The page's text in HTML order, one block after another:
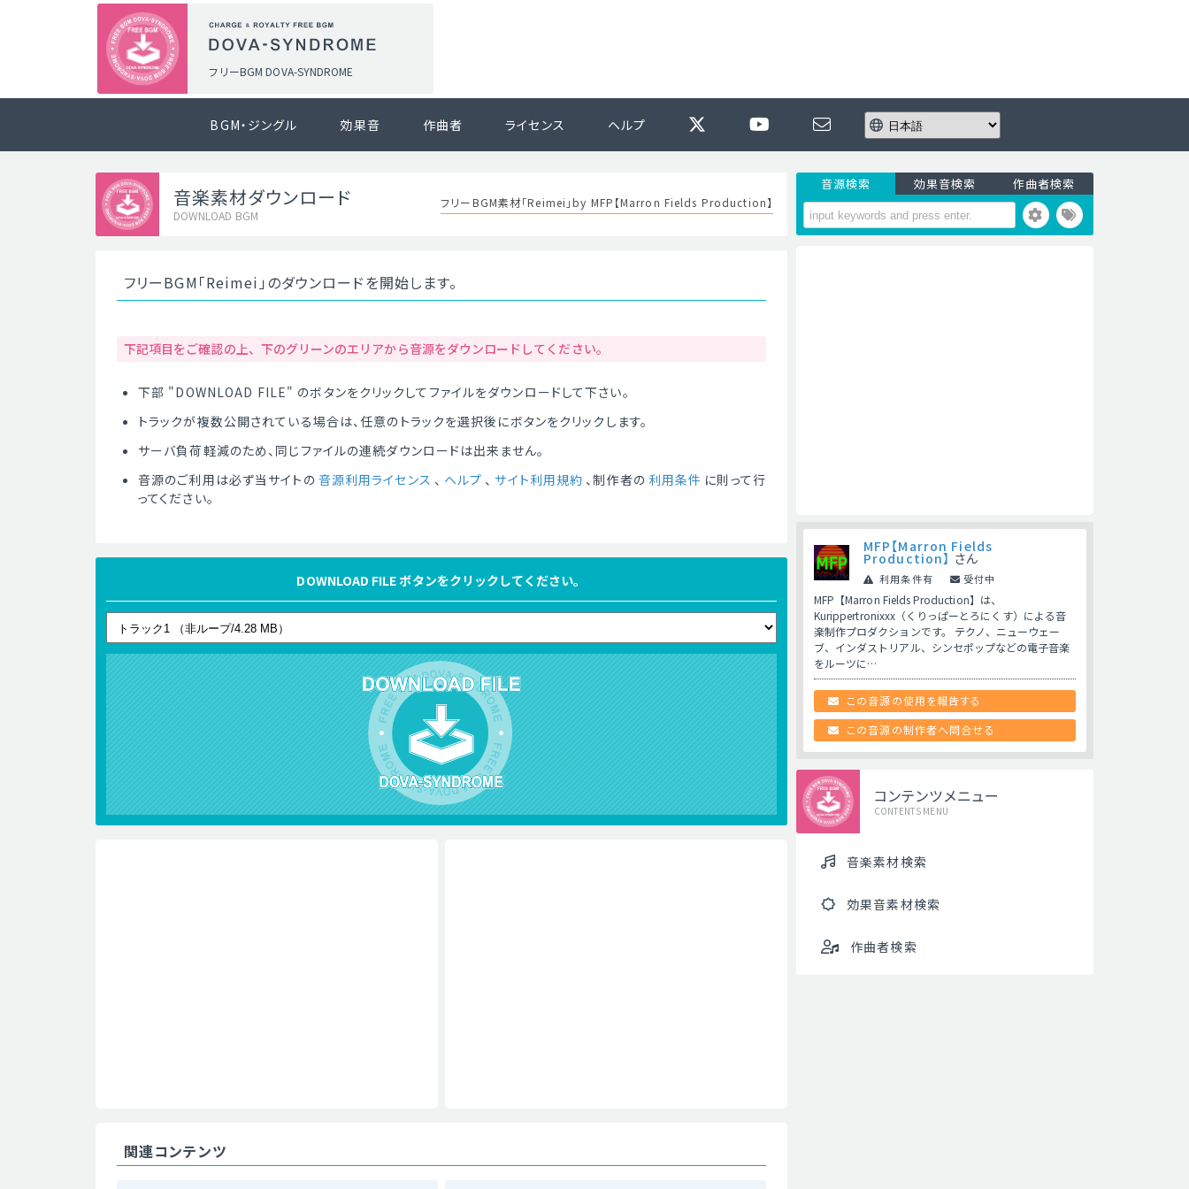
フリーBGM DOVA-SYNDROME
BGM・ジングル 効果音 作曲者 ライセンス ヘルプ
音楽素材ダウンロード
DOWNLOAD BGM
フリーBGM素材「Reimei」by MFP【Marron Fields Production】
フリーBGM「Reimei」のダウンロードを開始します。
下記項目をご確認の上、下のグリーンのエリアから音源をダウンロードしてください。
下部 "DOWNLOAD FILE" のボタンをクリックしてファイルをダウンロードして下さい。
トラックが複数公開されている場合は、任意のトラックを選択後にボタンをクリックします。
サーバ負荷軽減のため、同じファイルの連続ダウンロードは出来ません。
音源のご利用は必ず当サイトの 音源利用ライセンス 、 ヘルプ 、 サイト利用規約 、制作者の 利用条件 に則って行
ってください。
DOWNLOAD FILE ボタンをクリックしてください。
関連コンテンツ
音源検索 効果音検索 作曲者検索
MFP【Marron Fields
Production】 さん
利用条件有 受付中
MFP【Marron Fields Production】は、
Kurippertronixxx（くりっぱーとろにくす）による音
楽制作プロダクションです。 テクノ、ニューウェー
ブ、インダストリアル、シンセポップなどの電子音楽
をルーツに…
この音源の使用を報告する
この音源の制作者へ問合せる
コンテンツメニュー
CONTENTS MENU
音楽素材検索
効果音素材検索
作曲者検索